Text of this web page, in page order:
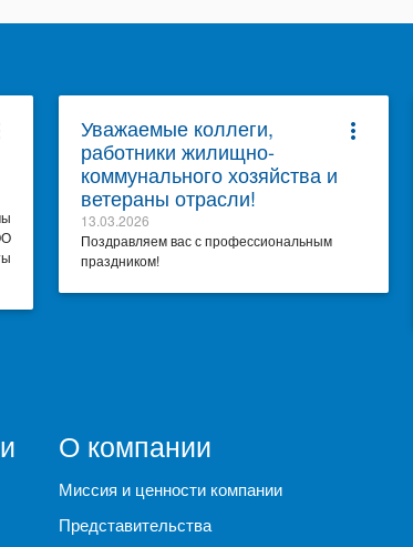
more_vert
Уважаемые коллеги,
работники жилищно-
коммунального хозяйства и
ветераны отрасли!
13.03.2026
Поздравляем вас с профессиональным
праздником!
О компании
Миссия и ценности компании
Представительства